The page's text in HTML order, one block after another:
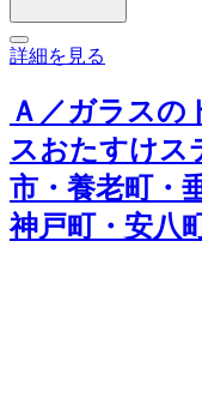
詳細を見る
Ａ／ガラスの
スおたすけス
市・養老町・
神戸町・安八